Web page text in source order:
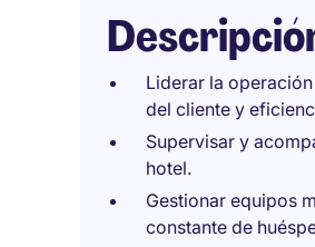
Liderar la
del cliente y
Supervisar y
hotel.
Gestionar equipos
constante de